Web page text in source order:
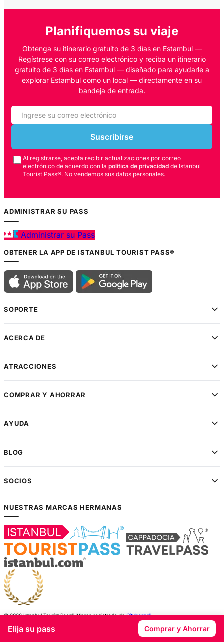
Planifiquemos su viaje
Obtenga su itinerario gratuito de 3 días en Estambul —
Regístrese con su correo electrónico y reciba un itinerario
gratuito de 3 días en Estambul — diseñado para ayudarle a
explorar Estambul como un local — directamente en su
bandeja de entrada.
Suscribirse
Al registrarse, acepta recibir actualizaciones por correo
electrónico de acuerdo con la política de privacidad de Istanbul
Tourist Pass®. No vendemos sus datos personales.
ADMINISTRAR SU PASS
Administrar su Pass
OBTENER LA APP DE ISTANBUL TOURIST PASS®
SOPORTE
ACERCA DE
ATRACCIONES
COMPRAR Y AHORRAR
AYUDA
BLOG
SOCIOS
NUESTRAS MARCAS HERMANAS
© 2026 Istanbul Tourist Pass®Marca registrada deCityberry®
Cityberry Tourism es miembro de
Terms & ConditionsandPrivacy
Elija su pass Comprar y Ahorrar